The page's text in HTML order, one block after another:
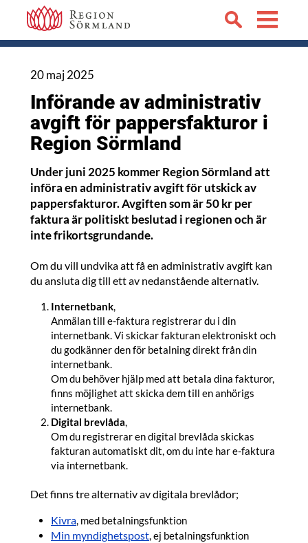
20 maj 2025
Införande av administrativ
avgift för pappersfakturor i
Region Sörmland
Under juni 2025 kommer Region Sörmland att
införa en administrativ avgift för utskick av
pappersfakturor. Avgiften som är 50 kr per
faktura är politiskt beslutad i regionen och är
inte frikortsgrundande.
Om du vill undvika att få en administrativ avgift kan
du ansluta dig till ett av nedanstående alternativ.
Internetbank,
Anmälan till e-faktura registrerar du i din
internetbank. Vi skickar fakturan elektroniskt och
du godkänner den för betalning direkt från din
internetbank.
Om du behöver hjälp med att betala dina fakturor,
finns möjlighet att skicka dem till en anhörigs
internetbank.
Digital brevlåda,
Om du registrerar en digital brevlåda skickas
fakturan automatiskt dit, om du inte har e-faktura
via internetbank.
Det finns tre alternativ av digitala brevlådor;
Kivra, med betalningsfunktion
Min myndighetspost, ej betalningsfunktion